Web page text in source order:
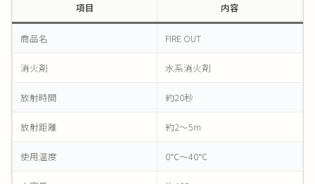
項目 内容
商品名 FIRE OUT
消火剤 水系消火剤
放射時間 約20秒
放射距離 約2〜5m
使用温度 0℃〜40℃